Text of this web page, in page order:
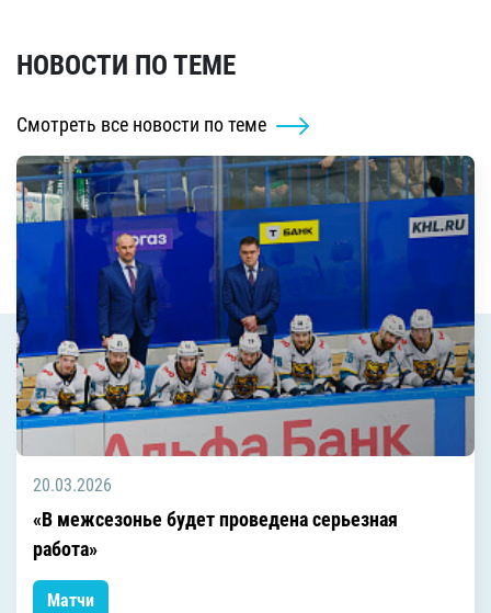
НОВОСТИ ПО ТЕМЕ
Смотреть все новости по теме
20.03.2026
«В межсезонье будет проведена серьезная
работа»
Матчи